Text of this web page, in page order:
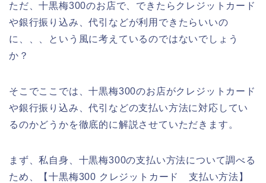
ただ、十黒梅300のお店で、できたらクレジットカード
や銀行振り込み、代引などが利用できたらいいの
に、、、という風に考えているのではないでしょう
か？
そこでここでは、十黒梅300のお店がクレジットカード
や銀行振り込み、代引などの支払い方法に対応してい
るのかどうかを徹底的に解説させていただきます。
まず、私自身、十黒梅300の支払い方法について調べる
ため、【十黒梅300 クレジットカード 支払い方法】